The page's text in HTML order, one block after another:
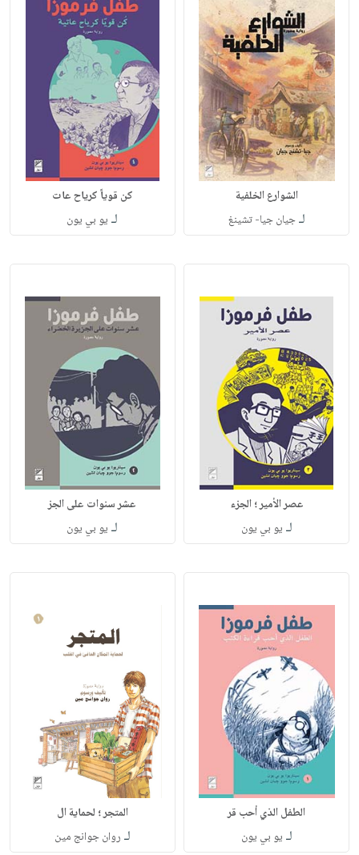
الشوارع الخلفية
لـجيان جيا- تشينغ
كن قوياً كرياح عات
لـ يو بي يون
عصر الأمير ؛ الجزء
لـ يو بي يون
عشر سنوات على الجز
لـ يو بي يون
الطفل الذي أحب قر
لـ يو بي يون
المتجر ؛ لحماية ال
لـ روان جوانج مين